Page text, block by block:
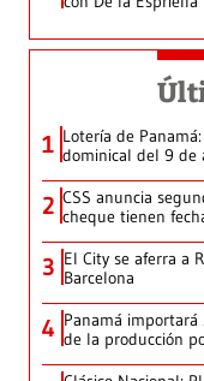
1 Lotería de
dominical del 9 de
2 CSS anuncia
cheque tienen
3 El City se aferra a
Barcelona
4 Panamá
de la producción